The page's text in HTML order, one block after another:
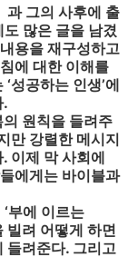
과 그의 사후에 출
많은 글을 남겼
용을 재구성하고
에 대한 이해를
성공하는 인생’에
.
원칙을 들려주
만 강렬한 메시지
이제 막 사회에
에게는 바이블과
부에 이르는
빌려 어떻게 하면
들려준다. 그리고